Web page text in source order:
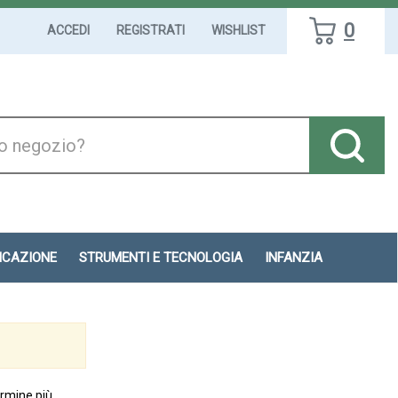
ACCEDI REGISTRATI WISHLIST 0
STRUMENTI E TECNOLOGIA INFANZIA